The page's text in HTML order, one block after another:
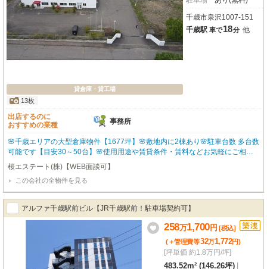
貸倉庫・貸工場
13枚
千歳市泉沢1007-151
千歳駅 車で18分 他
出店するのに
おすすめの業種
事務所
🌸千歳エリアの大型倉庫物件【1677坪】🌸敷地内に2棟あり🌸駐車台数 多台数
可能です【目安30～50台】🌸使用用途や賃貸条件・賃料などお気軽にご相談
下さい🌸内見可能 お問い合わせお待ちしております🌸
桜エステート(株)【WEB面談可】
この会社の全物件を見る
アルファ千歳駅前ビル【JR千歳駅前！駐車場契約可】
258万1,700円 [税込]
(＋管理費等32万1,772円)
[坪単価 約1.8万円/坪]
483.52m² (146.26坪)